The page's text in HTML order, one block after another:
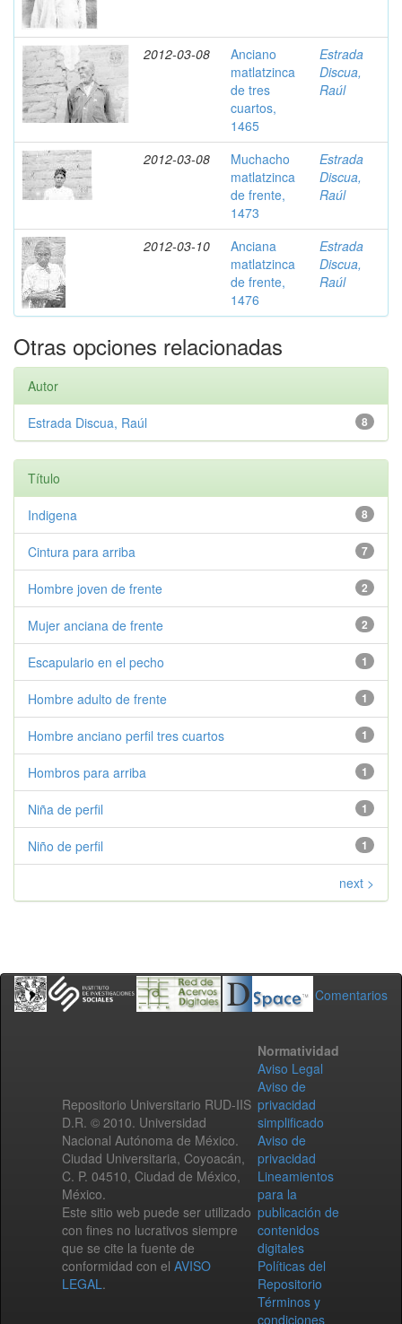
2012-03-08
Anciano
matlatzinca
de tres
cuartos,
1465
Estrada
Discua,
Raúl
2012-03-08
Muchacho
matlatzinca
de frente,
1473
Estrada
Discua,
Raúl
2012-03-10
Anciana
matlatzinca
de frente,
1476
Estrada
Discua,
Raúl
Otras opciones relacionadas
Autor
8
Estrada Discua, Raúl
Título
8
Indigena
7
Cintura para arriba
2
Hombre joven de frente
2
Mujer anciana de frente
1
Escapulario en el pecho
1
Hombre adulto de frente
1
Hombre anciano perfil tres cuartos
1
Hombros para arriba
1
Niña de perfil
1
Niño de perfil
next >
Comentarios
Repositorio Universitario RUD-IIS
D.R. © 2010. Universidad
Nacional Autónoma de México.
Ciudad Universitaria, Coyoacán,
C. P. 04510, Ciudad de México,
México.
Este sitio web puede ser utilizado
con fines no lucrativos siempre
que se cite la fuente de
conformidad con el AVISO
LEGAL.
Normatividad
Aviso Legal
Aviso de
privacidad
simplificado
Aviso de
privacidad
Lineamientos
para la
publicación de
contenidos
digitales
Políticas del
Repositorio
Términos y
condiciones